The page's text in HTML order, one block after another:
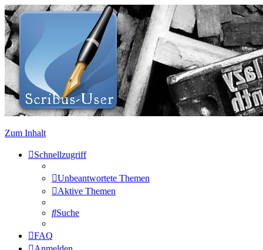
Zum Inhalt
Schnellzugriff
Unbeantwortete Themen
Aktive Themen
Suche
FAQ